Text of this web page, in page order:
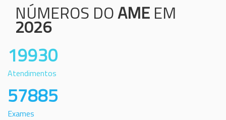
NÚMEROS DOAME EM
2026
19930
Atendimentos
57885
Exames